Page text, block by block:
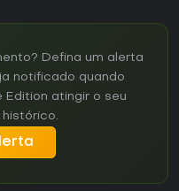
Defina um alerta
notificado quando
Edition atingir o seu
histórico.